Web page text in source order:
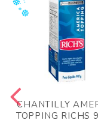
CHANTILLY
TOPPING RICHS